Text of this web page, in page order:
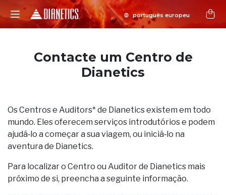
Contacte um Centro de
Dianetics
Os Centros e Auditors* de Dianetics existem em todo
mundo. Eles oferecem serviços introdutórios e podem
ajudá‑lo a começar a sua viagem, ou iniciá‑lo na
aventura de Dianetics.
Para localizar o Centro ou Auditor de Dianetics mais
próximo de si, preencha a seguinte informação.